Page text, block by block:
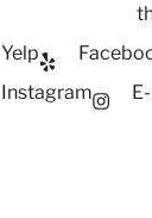
Yelp
Instagram